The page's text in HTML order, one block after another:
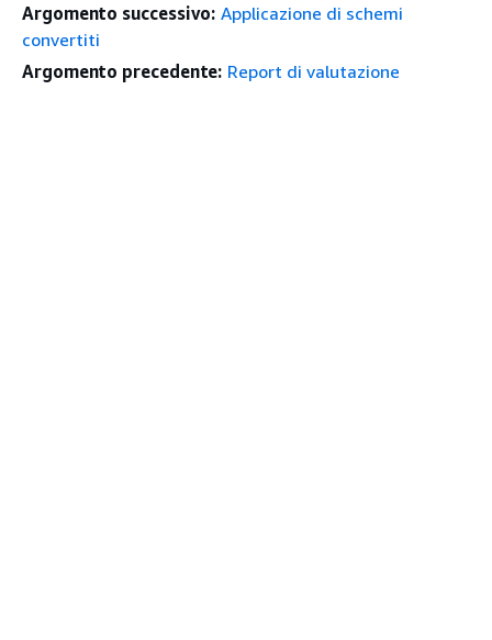
Argomento successivo: Applicazione di schemi
convertiti
Argomento precedente: Report di valutazione